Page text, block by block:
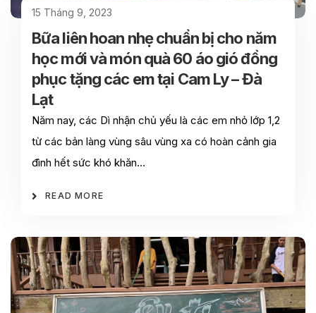
15 Tháng 9, 2023
Bữa liên hoan nhẹ chuẩn bị cho năm
học mới và món quà 60 áo gió đồng
phục tặng các em tại Cam Ly – Đà
Lạt
Năm nay, các Dì nhận chủ yếu là các em nhỏ lớp 1,2
từ các bản làng vùng sâu vùng xa có hoàn cảnh gia
đình hết sức khó khăn…
READ MORE